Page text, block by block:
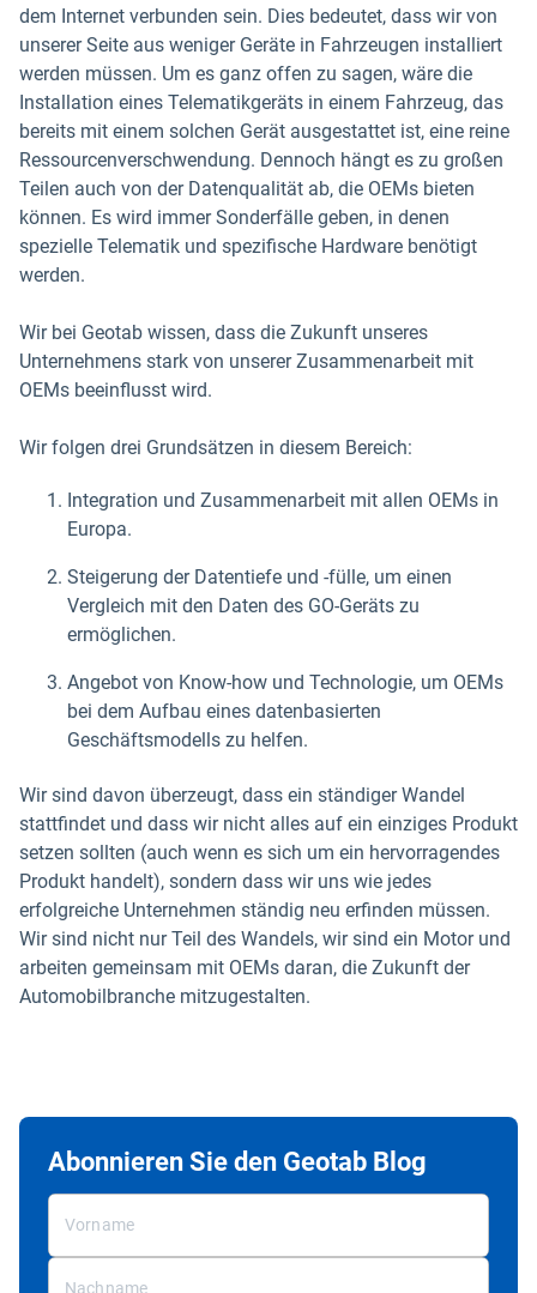
dem Internet verbunden sein. Dies bedeutet, dass wir von
unserer Seite aus weniger Geräte in Fahrzeugen installiert
werden müssen. Um es ganz offen zu sagen, wäre die
Installation eines Telematikgeräts in einem Fahrzeug, das
bereits mit einem solchen Gerät ausgestattet ist, eine reine
Ressourcenverschwendung. Dennoch hängt es zu großen
Teilen auch von der Datenqualität ab, die OEMs bieten
können. Es wird immer Sonderfälle geben, in denen
spezielle Telematik und spezifische Hardware benötigt
werden.
Wir bei Geotab wissen, dass die Zukunft unseres
Unternehmens stark von unserer Zusammenarbeit mit
OEMs beeinflusst wird.
Wir folgen drei Grundsätzen in diesem Bereich:
Integration und Zusammenarbeit mit allen OEMs in
Europa.
Steigerung der Datentiefe und -fülle, um einen
Vergleich mit den Daten des GO-Geräts zu
ermöglichen.
Angebot von Know-how und Technologie, um OEMs
bei dem Aufbau eines datenbasierten
Geschäftsmodells zu helfen.
Wir sind davon überzeugt, dass ein ständiger Wandel
stattfindet und dass wir nicht alles auf ein einziges Produkt
setzen sollten (auch wenn es sich um ein hervorragendes
Produkt handelt), sondern dass wir uns wie jedes
erfolgreiche Unternehmen ständig neu erfinden müssen.
Wir sind nicht nur Teil des Wandels, wir sind ein Motor und
arbeiten gemeinsam mit OEMs daran, die Zukunft der
Automobilbranche mitzugestalten.
Abonnieren Sie den Geotab Blog